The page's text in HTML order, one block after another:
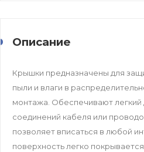
Описание
Крышки предназначены для
пыли и влаги в
монтажа. Обеспечивают легкий
соединений кабеля или
позволяет вписаться в любой
поверхность легко